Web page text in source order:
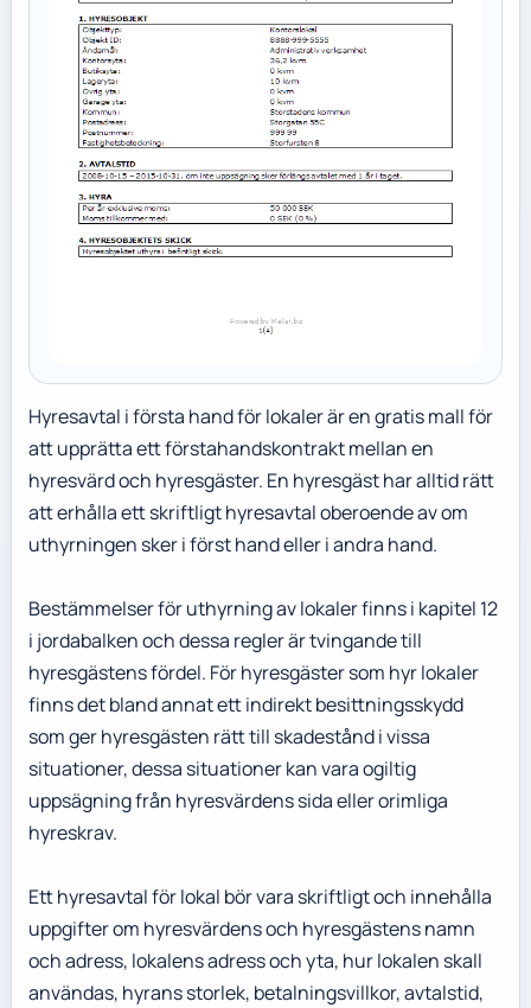
Hyresavtal i första hand för lokaler är en gratis mall för
att upprätta ett förstahandskontrakt mellan en
hyresvärd och hyresgäster. En hyresgäst har alltid rätt
att erhålla ett skriftligt hyresavtal oberoende av om
uthyrningen sker i först hand eller i andra hand.
Bestämmelser för uthyrning av lokaler finns i kapitel 12
i jordabalken och dessa regler är tvingande till
hyresgästens fördel. För hyresgäster som hyr lokaler
finns det bland annat ett indirekt besittningsskydd
som ger hyresgästen rätt till skadestånd i vissa
situationer, dessa situationer kan vara ogiltig
uppsägning från hyresvärdens sida eller orimliga
hyreskrav.
Ett hyresavtal för lokal bör vara skriftligt och innehålla
uppgifter om hyresvärdens och hyresgästens namn
och adress, lokalens adress och yta, hur lokalen skall
användas, hyrans storlek, betalningsvillkor, avtalstid,